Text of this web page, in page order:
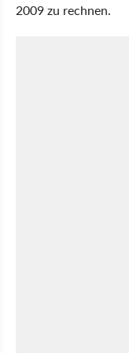
2009 zu rechnen.